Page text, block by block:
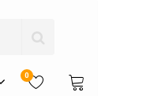
0